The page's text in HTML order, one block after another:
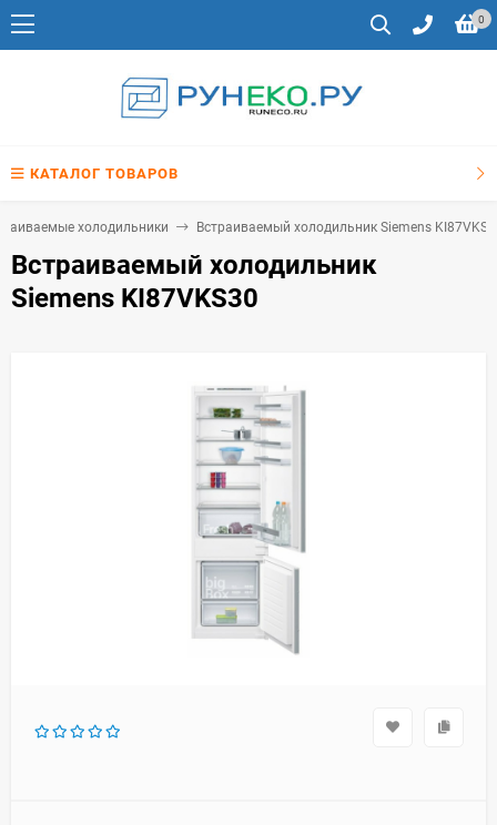
0
КАТАЛОГ ТОВАРОВ
холодильники Встраиваемый холодильник Siemens
Встраиваемый холодильник
Siemens KI87VKS30